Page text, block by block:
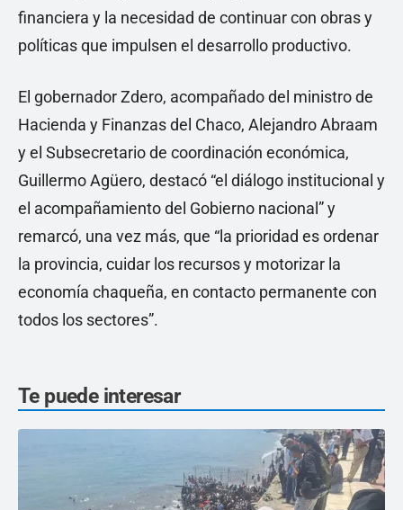
financiera y la necesidad de continuar con obras y
políticas que impulsen el desarrollo productivo.
El gobernador Zdero, acompañado del ministro de
Hacienda y Finanzas del Chaco, Alejandro Abraam
y el Subsecretario de coordinación económica,
Guillermo Agüero, destacó “el diálogo institucional y
el acompañamiento del Gobierno nacional” y
remarcó, una vez más, que “la prioridad es ordenar
la provincia, cuidar los recursos y motorizar la
economía chaqueña, en contacto permanente con
todos los sectores”.
Te puede interesar